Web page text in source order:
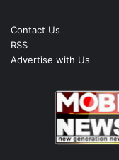
Contact Us
RSS
Advertise with Us